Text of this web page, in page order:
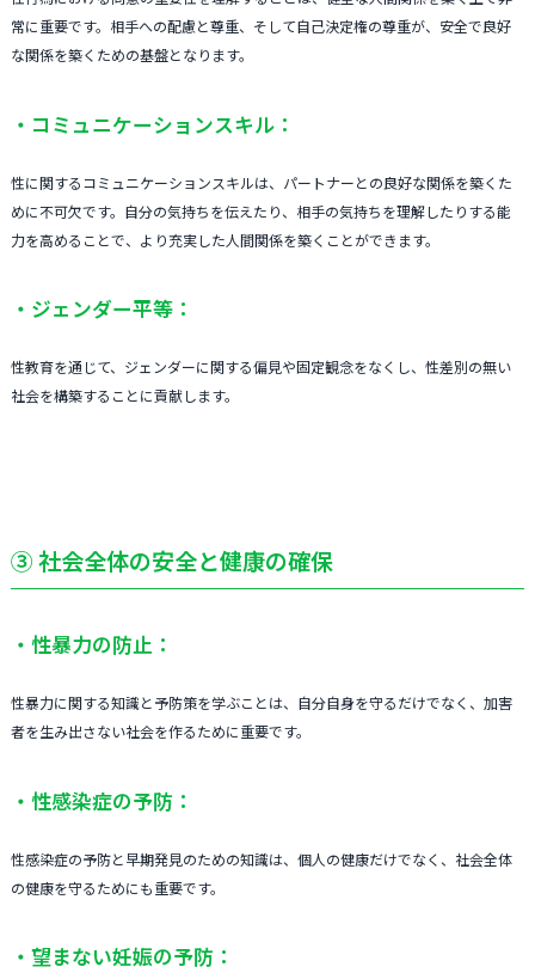
常に重要です。相手への配慮と尊重、そして自己決定権の尊重が、安全で良好
な関係を築くための基盤となります。
・コミュニケーションスキル：
性に関するコミュニケーションスキルは、パートナーとの良好な関係を築くた
めに不可欠です。自分の気持ちを伝えたり、相手の気持ちを理解したりする能
力を高めることで、より充実した人間関係を築くことができます。
・ジェンダー平等：
性教育を通じて、ジェンダーに関する偏見や固定観念をなくし、性差別の無い
社会を構築することに貢献します。
③ 社会全体の安全と健康の確保
・性暴力の防止：
性暴力に関する知識と予防策を学ぶことは、自分自身を守るだけでなく、加害
者を生み出さない社会を作るために重要です。
・性感染症の予防：
性感染症の予防と早期発見のための知識は、個人の健康だけでなく、社会全体
の健康を守るためにも重要です。
・望まない妊娠の予防：